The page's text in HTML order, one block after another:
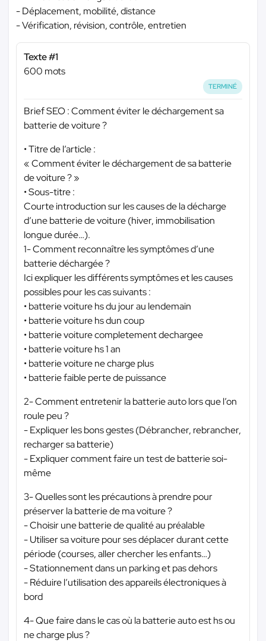
- Déplacement, mobilité, distance
- Vérification, révision, contrôle, entretien
Texte #1
600 mots
TERMINÉ
Brief SEO : Comment éviter le déchargement sa
batterie de voiture ?
• Titre de l’article :
« Comment éviter le déchargement de sa batterie
de voiture ? »
• Sous-titre :
Courte introduction sur les causes de la décharge
d’une batterie de voiture (hiver, immobilisation
longue durée…).
1- Comment reconnaître les symptômes d’une
batterie déchargée ?
Ici expliquer les différents symptômes et les causes
possibles pour les cas suivants :
• batterie voiture hs du jour au lendemain
• batterie voiture hs dun coup
• batterie voiture completement dechargee
• batterie voiture hs 1 an
• batterie voiture ne charge plus
• batterie faible perte de puissance
2- Comment entretenir la batterie auto lors que l’on
roule peu ?
- Expliquer les bons gestes (Débrancher, rebrancher,
recharger sa batterie)
- Expliquer comment faire un test de batterie soi-
même
3- Quelles sont les précautions à prendre pour
préserver la batterie de ma voiture ?
- Choisir une batterie de qualité au préalable
- Utiliser sa voiture pour ses déplacer durant cette
période (courses, aller chercher les enfants…)
- Stationnement dans un parking et pas dehors
- Réduire l’utilisation des appareils électroniques à
bord
4- Que faire dans le cas où la batterie auto est hs ou
ne charge plus ?